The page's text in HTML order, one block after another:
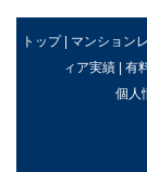
トップ| マンション
ィア実績| 有
個人